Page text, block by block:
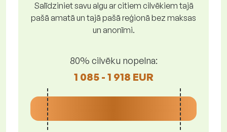
Salīdziniet savu algu ar citiem cilvēkiem tajā
pašā amatā un tajā pašā reģionā bez maksas
un anonīmi.
80% cilvēku nopelna:
1 085 - 1 918 EUR